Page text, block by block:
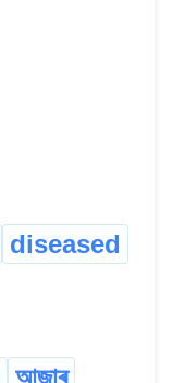
diseased
আজাৰ